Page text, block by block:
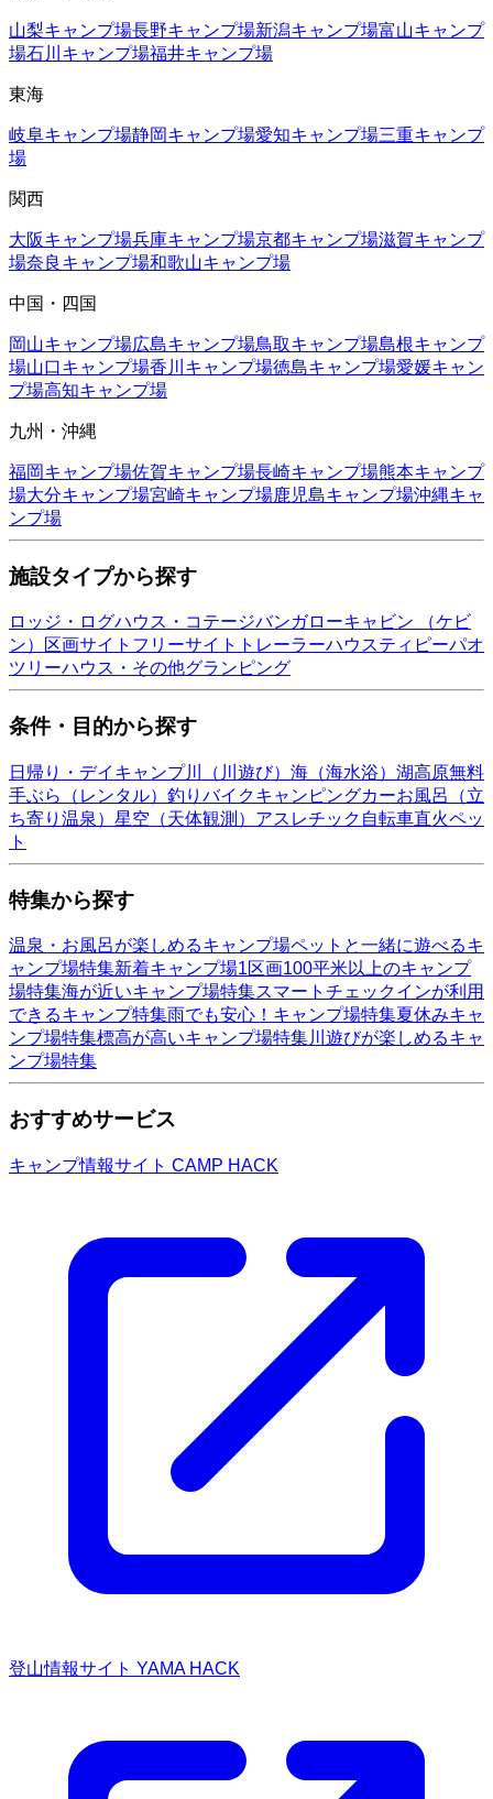
山梨キャンプ場長野キャンプ場新潟キャンプ場富山キャンプ
場石川 キャンプ場福井キャンプ場
東海
岐阜キャンプ場静岡キャンプ場愛知キャンプ場三重キャンプ
場
関西
大阪キャンプ場兵庫キャンプ場京都キャンプ場滋賀キャンプ
場奈良 キャンプ場和歌山キャンプ場
中国・四国
岡山キャンプ場広島キャンプ場鳥取キャンプ場島根キャンプ
場山口キャンプ場香川 キャンプ場徳島キャンプ場愛媛キャン
プ場高知キャンプ場
九州・沖縄
福岡キャンプ場佐賀キャンプ場長崎キャンプ場熊本キャンプ
場大分キャンプ場宮崎キャンプ場鹿児島キャンプ場沖縄キャ
ンプ場
施設タイプから探す
ロッジ・ログハウス・コテージバンガローキャビン （ケビ
ン）
区画サイト フリーサイト トレーラーハウスティピーパオ
ツリーハウス・その他グランピング
条件・目的から探す
日帰り・デイキャンプ川（川遊び） 海（海水浴） 湖高原無料
手ぶら（レンタル） 釣り バイクキャンピングカーお風呂（立
ち寄り温泉） 星空（天体観測） アスレチック 自転車直火ペッ
ト
特集から探す
温泉・お風呂が楽しめるキャンプ場ペットと一緒に遊べるキ
ャンプ場特集新着キャンプ場1区画100平米以上のキャンプ
場特集海が近いキャンプ場特集スマートチェックインが利用
できるキャンプ特集雨でも安心！キャンプ場特集夏休みキャ
ンプ場特集標高が高いキャンプ場特集川遊びが楽しめるキャ
ンプ場特集
おすすめサービス
キャンプ情報サイト CAMP HACK
登山情報サイト YAMA HACK